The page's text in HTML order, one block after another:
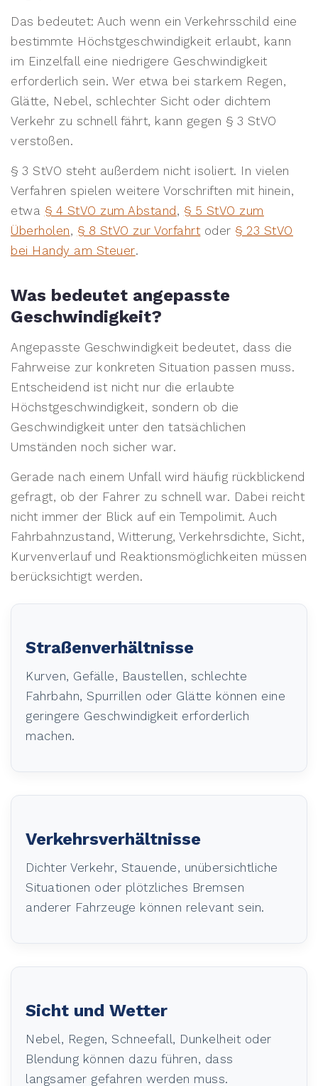
Das bedeutet: Auch wenn ein Verkehrsschild eine
bestimmte Höchstgeschwindigkeit erlaubt, kann
im Einzelfall eine niedrigere Geschwindigkeit
erforderlich sein. Wer etwa bei starkem Regen,
Glätte, Nebel, schlechter Sicht oder dichtem
Verkehr zu schnell fährt, kann gegen § 3 StVO
verstoßen.
§ 3 StVO steht außerdem nicht isoliert. In vielen
Verfahren spielen weitere Vorschriften mit hinein,
etwa § 4 StVO zum Abstand , § 5 StVO zum
Überholen, § 8 StVO zur Vorfahrt oder § 23 StVO
bei Handy am Steuer.
Was bedeutet angepasste
Geschwindigkeit?
Angepasste Geschwindigkeit bedeutet, dass die
Fahrweise zur konkreten Situation passen muss.
Entscheidend ist nicht nur die erlaubte
Höchstgeschwindigkeit, sondern ob die
Geschwindigkeit unter den tatsächlichen
Umständen noch sicher war.
Gerade nach einem Unfall wird häufig rückblickend
gefragt, ob der Fahrer zu schnell war. Dabei reicht
nicht immer der Blick auf ein Tempolimit. Auch
Fahrbahnzustand, Witterung, Verkehrsdichte, Sicht,
Kurvenverlauf und Reaktionsmöglichkeiten müssen
berücksichtigt werden.
Straßenverhältnisse
Kurven, Gefälle, Baustellen, schlechte
Fahrbahn, Spurrillen oder Glätte können eine
geringere Geschwindigkeit erforderlich
machen.
Verkehrsverhältnisse
Dichter Verkehr, Stauende, unübersichtliche
Situationen oder plötzliches Bremsen
anderer Fahrzeuge können relevant sein.
Sicht und Wetter
Nebel, Regen, Schneefall, Dunkelheit oder
Blendung können dazu führen, dass
langsamer gefahren werden muss.